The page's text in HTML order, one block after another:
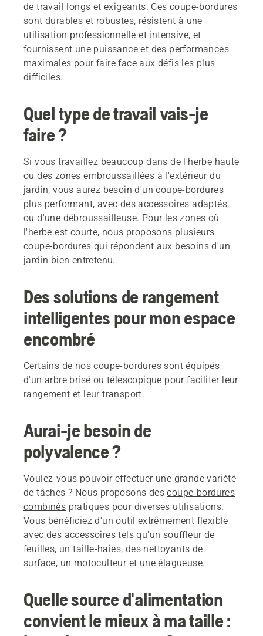
de travail longs et exigeants. Ces coupe-bordures
sont durables et robustes, résistent à une
utilisation professionnelle et intensive, et
fournissent une puissance et des performances
maximales pour faire face aux défis les plus
difficiles.
Quel type de travail vais-je
faire ?
Si vous travaillez beaucoup dans de l'herbe haute
ou des zones embroussaillées à l'extérieur du
jardin, vous aurez besoin d'un coupe-bordures
plus performant, avec des accessoires adaptés,
ou d'une débroussailleuse. Pour les zones où
l'herbe est courte, nous proposons plusieurs
coupe-bordures qui répondent aux besoins d'un
jardin bien entretenu.
Des solutions de rangement
intelligentes pour mon espace
encombré
Certains de nos coupe-bordures sont équipés
d'un arbre brisé ou télescopique pour faciliter leur
rangement et leur transport.
Aurai-je besoin de
polyvalence ?
Voulez-vous pouvoir effectuer une grande variété
de tâches ? Nous proposons descoupe-bordures
combinés pratiques pour diverses utilisations.
Vous bénéficiez d'un outil extrêmement flexible
avec des accessoires tels qu'un souffleur de
feuilles, un taille-haies, des nettoyants de
surface, un motoculteur et une élagueuse.
Quelle source d'alimentation
convient le mieux à ma taille :